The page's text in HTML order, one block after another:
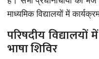
माध्यमिक विद्यालयों में
परिषदीय
भाषा शिविर